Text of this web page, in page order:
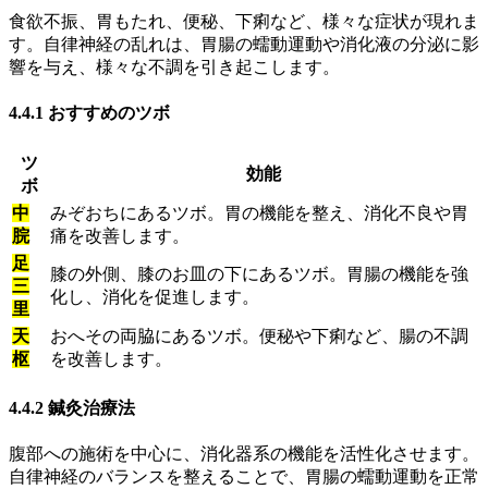
食欲不振、胃もたれ、便秘、下痢など、様々な症状が現れま
す。自律神経の乱れは、胃腸の蠕動運動や消化液の分泌に影
響を与え、様々な不調を引き起こします。
4.4.1 おすすめのツボ
ツ
ボ
効能
中
脘
みぞおちにあるツボ。胃の機能を整え、消化不良や胃
痛を改善します。
足
三
里
膝の外側、膝のお皿の下にあるツボ。胃腸の機能を強
化し、消化を促進します。
天
枢
おへその両脇にあるツボ。便秘や下痢など、腸の不調
を改善します。
4.4.2 鍼灸治療法
腹部への施術を中心に、消化器系の機能を活性化させます。
自律神経のバランスを整えることで、胃腸の蠕動運動を正常